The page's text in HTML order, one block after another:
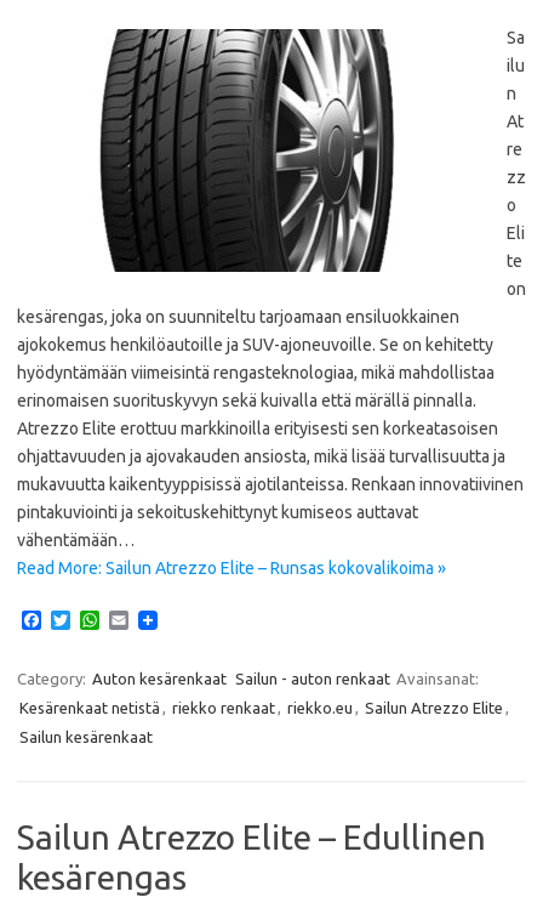
Sa
ilu
n
At
re
zz
o
Eli
te
on
kesärengas, joka on suunniteltu tarjoamaan ensiluokkainen
ajokokemus henkilöautoille ja SUV-ajoneuvoille. Se on kehitetty
hyödyntämään viimeisintä rengasteknologiaa, mikä mahdollistaa
erinomaisen suorituskyvyn sekä kuivalla että märällä pinnalla.
Atrezzo Elite erottuu markkinoilla erityisesti sen korkeatasoisen
ohjattavuuden ja ajovakauden ansiosta, mikä lisää turvallisuutta ja
mukavuutta kaikentyyppisissä ajotilanteissa. Renkaan innovatiivinen
pintakuviointi ja sekoituskehittynyt kumiseos auttavat
vähentämään…
Read More: Sailun Atrezzo Elite – Runsas kokovalikoima »
e
b
o
o
T
t
t
e
r
W
t
s
A
p
E
i
l
Category: Auton kesärenkaat Sailun - auton renkaat Avainsanat:
Kesärenkaat netistä
riekko renkaat riekko.eu Sailun Atrezzo Elite
Sailun kesärenkaat
Sailun Atrezzo Elite – Edullinen
kesärengas